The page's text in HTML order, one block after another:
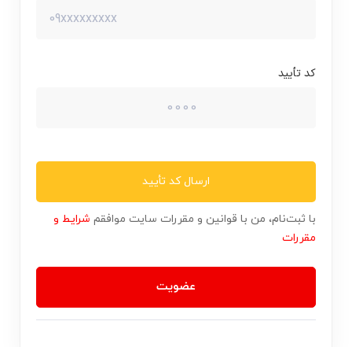
کد تأیید
ارسال کد تأیید
با ثبت‌نام، من با قوانین و مقررات سایت موافقم شرایط و
مقررات
عضویت